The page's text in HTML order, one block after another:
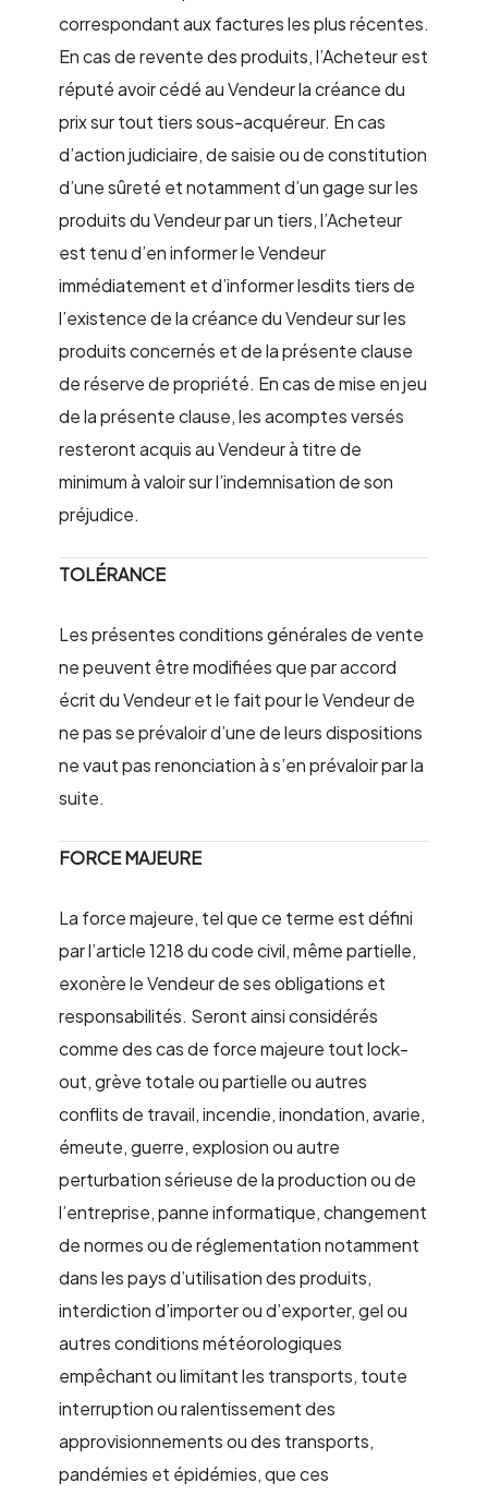
correspondant aux factures les plus récentes.
En cas de revente des produits, l’Acheteur est
réputé avoir cédé au Vendeur la créance du
prix sur tout tiers sous-acquéreur. En cas
d’action judiciaire, de saisie ou de constitution
d’une sûreté et notamment d’un gage sur les
produits du Vendeur par un tiers, l’Acheteur
est tenu d’en informer le Vendeur
immédiatement et d’informer lesdits tiers de
l’existence de la créance du Vendeur sur les
produits concernés et de la présente clause
de réserve de propriété. En cas de mise en jeu
de la présente clause, les acomptes versés
resteront acquis au Vendeur à titre de
minimum à valoir sur l’indemnisation de son
préjudice.
TOLÉRANCE
Les présentes conditions générales de vente
ne peuvent être modifiées que par accord
écrit du Vendeur et le fait pour le Vendeur de
ne pas se prévaloir d’une de leurs dispositions
ne vaut pas renonciation à s’en prévaloir par la
suite.
FORCE MAJEURE
La force majeure, tel que ce terme est défini
par l’article 1218 du code civil, même partielle,
exonère le Vendeur de ses obligations et
responsabilités. Seront ainsi considérés
comme des cas de force majeure tout lock-
out, grève totale ou partielle ou autres
conflits de travail, incendie, inondation, avarie,
émeute, guerre, explosion ou autre
perturbation sérieuse de la production ou de
l’entreprise, panne informatique, changement
de normes ou de réglementation notamment
dans les pays d’utilisation des produits,
interdiction d’importer ou d’exporter, gel ou
autres conditions météorologiques
empêchant ou limitant les transports, toute
interruption ou ralentissement des
approvisionnements ou des transports,
pandémies et épidémies, que ces